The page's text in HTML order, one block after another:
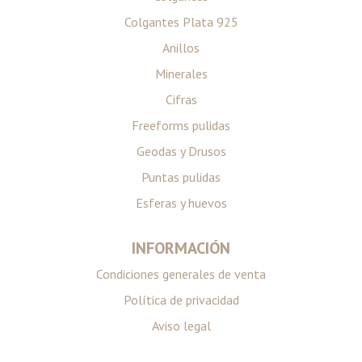
Colgantes Plata 925
Anillos
Minerales
Cifras
Freeforms pulidas
Geodas y Drusos
Puntas pulidas
Esferas y huevos
INFORMACIÓN
Condiciones generales de venta
Política de privacidad
Aviso legal